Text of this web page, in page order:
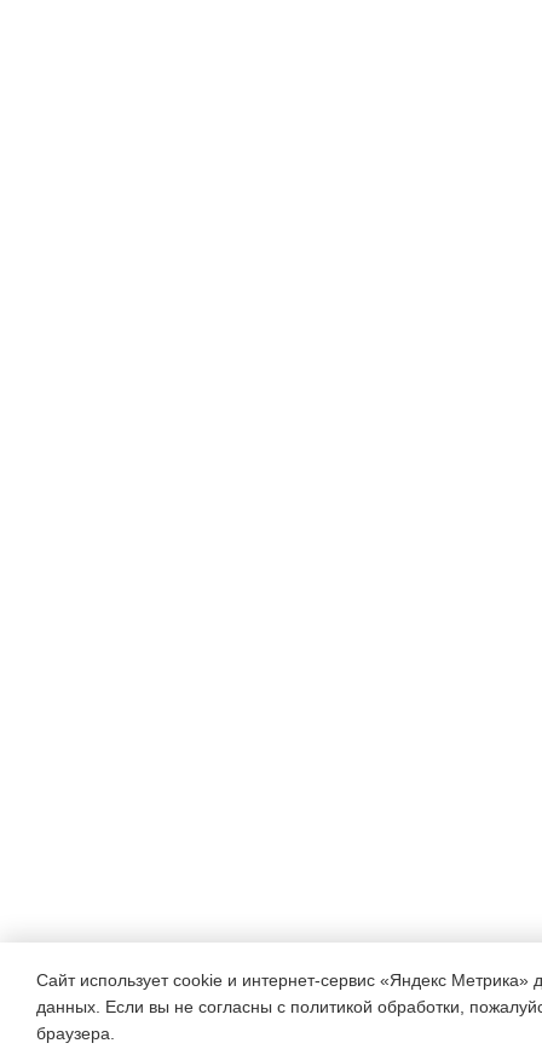
Сайт использует cookie и интернет-сервис «Яндекс Метрика»
данных. Если вы не согласны с политикой обработки,
браузера.